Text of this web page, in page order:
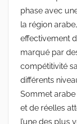
phase avec
la région
effectivement
marqué par
compétitivité
différents
Sommet
et de réelles
l’une des plus